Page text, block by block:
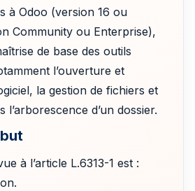
à Odoo (version 16 ou
Community ou Enterprise),
de base des outils
l’ouverture et
la gestion de fichiers et
l’arborescence d’un dossier.
à l’article L.6313-1 est :